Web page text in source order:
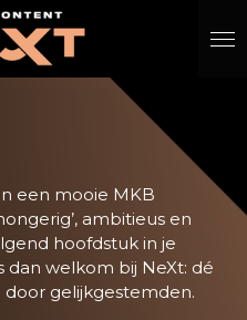
een mooie MKB
ambitieus en
hoofdstuk in je
dan welkom bij NeXt: dé
gelijkgestemden.